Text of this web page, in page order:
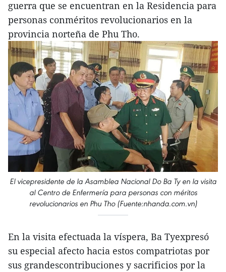
guerra que se encuentran en la Residencia para
personas conméritos revolucionarios en la
provincia norteña de Phu Tho.
El vicepresidente de la Asamblea Nacional Do Ba Ty en la visita
al Centro de Enfermería para personas con méritos
revolucionarios en Phu Tho (Fuente:nhanda.com.vn)
En la visita efectuada la víspera, Ba Tyexpresó
su especial afecto hacia estos compatriotas por
sus grandescontribuciones y sacrificios por la